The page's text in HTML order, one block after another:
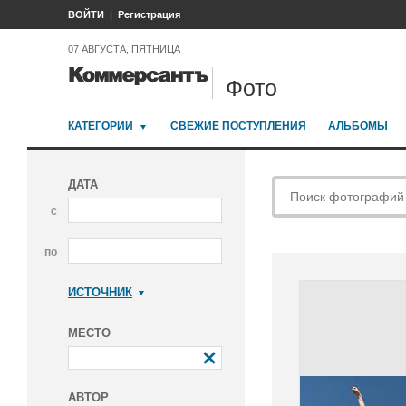
ВОЙТИ Регистрация
07 АВГУСТА, ПЯТНИЦА
Фото
КАТЕГОРИИ СВЕЖИЕ ПОСТУПЛЕНИЯ АЛЬБОМЫ
ДАТА
с
по
ИСТОЧНИК
МЕСТО
АВТОР